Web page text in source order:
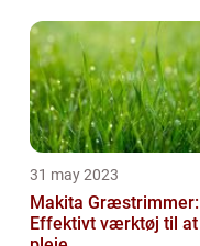
31 may 2023
Makita Græstrimmer:
Effektivt værktøj til at